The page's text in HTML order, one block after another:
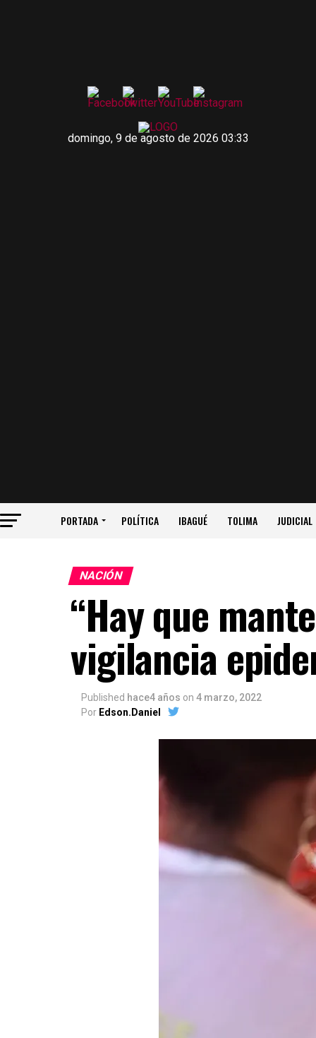
domingo, 9 de agosto de 2026 03:33
PORTADA POLÍTICA IBAGUÉ TOLIMA JUDICIAL
NACIÓN
“Hay que
vigilancia
Published hace4 años on 4 marzo, 2022
Por Edson.Daniel